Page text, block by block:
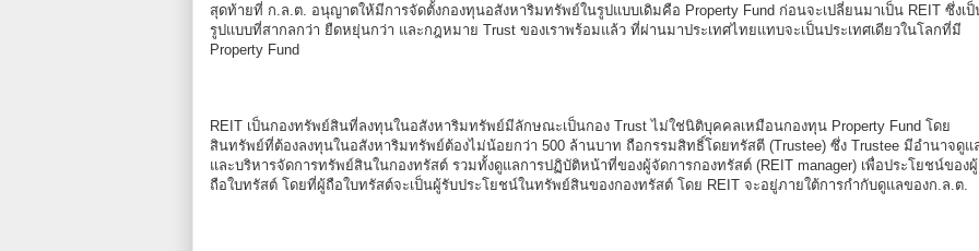
สุดท้ายที่ ก.ล.ต. อนุญาตให้มีการจัดตั้งกองทุนอสังหาริมทรัพย์ในรูปแบบเดิมคือ Property Fund ก่อนจะเปลี่ยนมาเป็น REIT ซึ่งเป็
รูปแบบที่สากลกว่า ยืดหยุ่นกว่า และกฎหมาย Trust ของเราพร้อมแล้ว ที่ผ่านมาประเทศไทยแทบจะเป็นประเทศเดียวในโลกที่มี
Property Fund
REIT เป็นกองทรัพย์สินที่ลงทุนในอสังหาริมทรัพย์มีลักษณะเป็นกอง Trust ไม่ใช่นิติบุคคลเหมือนกองทุน Property Fund โดย
สินทรัพย์ที่ต้องลงทุนในอสังหาริมทรัพย์ต้องไม่น้อยกว่า 500 ล้านบาท ถือกรรมสิทธิ์โดยทรัสตี (Trustee) ซึ่ง Trustee มีอำนาจดูแ
และบริหารจัดการทรัพย์สินในกองทรัสต์ รวมทั้งดูแลการปฏิบัติหน้าที่ของผู้จัดการกองทรัสต์ (REIT manager) เพื่อประโยชน์ของผู้
ถือใบทรัสต์ โดยที่ผู้ถือใบทรัสต์จะเป็นผู้รับประโยชน์ในทรัพย์สินของกองทรัสต์ โดย REIT จะอยู่ภายใต้การกำกับดูแลของก.ล.ต.